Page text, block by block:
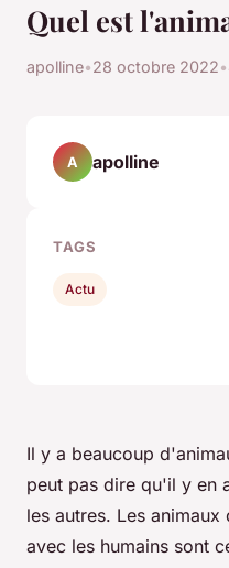
Quel est
apolline•28 octobre 2022•
Il y a beaucoup
peut pas dire qu'il y en
les autres. Les
avec les humains sont
A apolline
TAGS
Actu